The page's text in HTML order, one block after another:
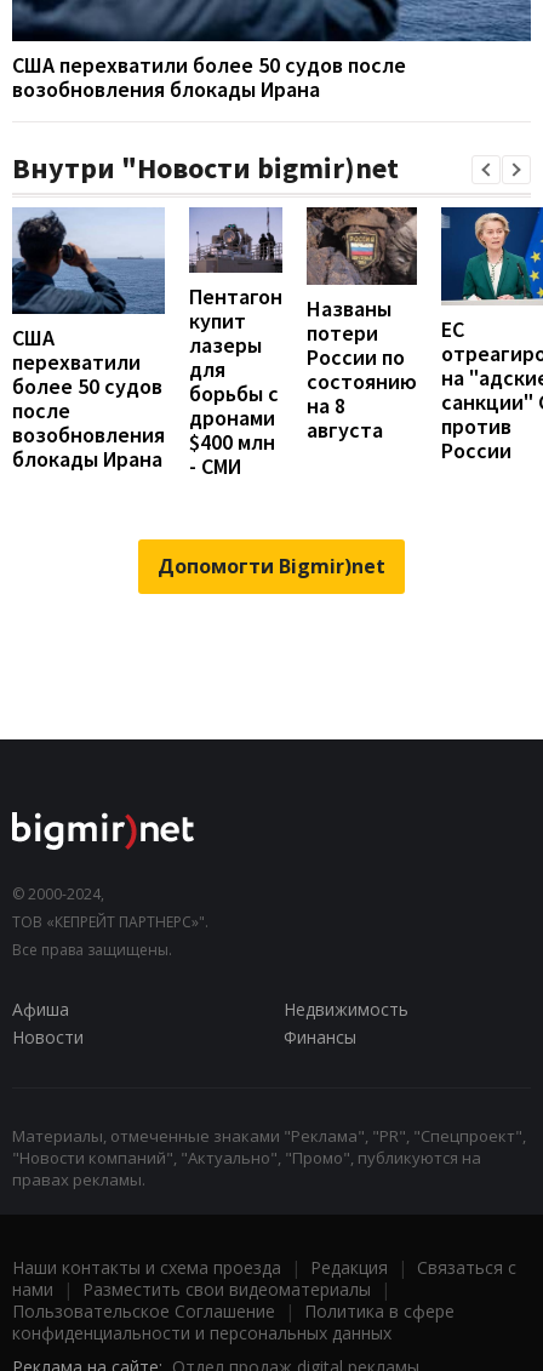
США перехватили более 50 судов после
возобновления блокады Ирана
Внутри "Новости bigmir)net
США
перехватили
более 50 судов
после
возобновления
блокады Ирана
Пентагон
купит
лазеры
для
борьбы с
дронами
$400 млн
- СМИ
Названы
потери
России по
состоянию
на 8
августа
ЕС
на
санкции"
против
России
Допомогти Bigmir)net
© 2000-2024,
ТОВ «КЕПРЕЙТ ПАРТНЕРС»".
Все права защищены.
Афиша
Недвижимость
Новости
Финансы
Материалы, отмеченные знаками "Реклама", "PR", "Спецпроект",
"Новости компаний", "Актуально", "Промо", публикуются на
правах рекламы.
Наши контакты и схема проезда | Редакция | Связаться с
нами | Разместить свои видеоматериалы |
Пользовательское Соглашение |
Политика в сфере
конфиденциальности и персональных данных